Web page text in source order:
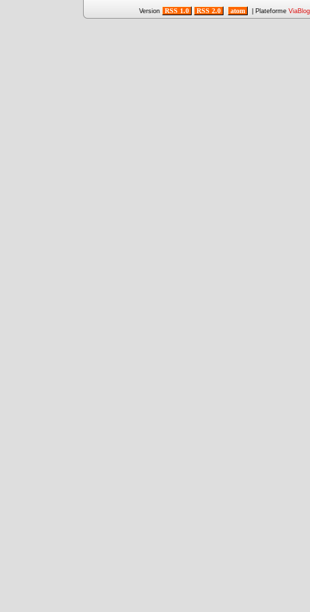
Version RSS 1.0 RSS 2.0 atom | Plateforme